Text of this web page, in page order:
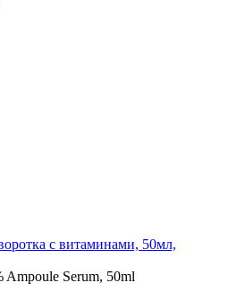
с витаминами, 50мл,
Ampoule Serum, 50ml